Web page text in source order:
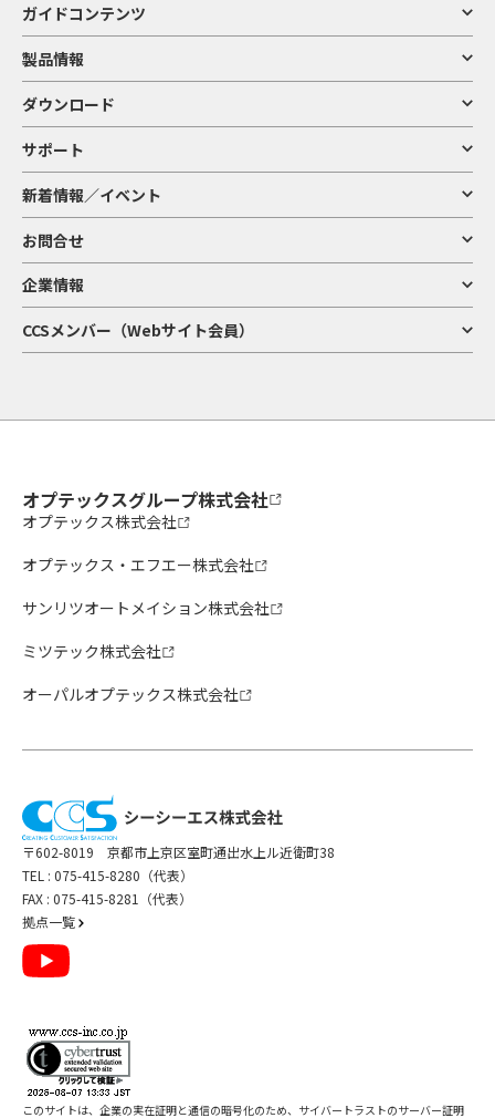
ガイドコンテンツ
製品情報
ダウンロード
サポート
新着情報／イベント
お問合せ
企業情報
CCSメンバー（Webサイト会員）
オプテックスグループ株式会社
オプテックス株式会社
オプテックス・エフエー株式会社
サンリツオートメイション株式会社
ミツテック株式会社
オーパルオプテックス株式会社
〒602-8019 京都市上京区室町通出水上ル近衛町38
TEL : 075-415-8280（代表）
FAX : 075-415-8281（代表）
拠点一覧
このサイトは、企業の実在証明と通信の暗号化のため、サイバートラストのサーバー証明